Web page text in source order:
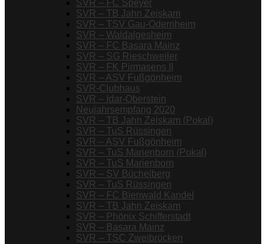
SVR – FC Speyer
SVR – TB Jahn Zeiskam
SVR – TSV Gau-Odernheim
SVR – Waldalgesheim
SVR – FC Basara Mainz
SVR – SG Rieschweiler
SVR – FK Pirmasens II
SVR – ASV Fußgönheim
SVR-Clubhaus
SVR – Idar-Oberstein
Neujahrsempfang 2020
SVR – TB Jahn Zeiskam (Pokal)
SVR – TuS Rüssingen
SVR – ASV Fußgönheim
SVR – TuS Marienborn (Pokal)
SVR – TuS Marienborn
SVR – SV Büchelberg
SVR – TuS Rüssingen
SVR – FC Bienwald Kandel
SVR – TB Jahn Zeiskam
SVR – Phönix Schifferstadt
SVR – Basara Mainz
SVR – TSC Zweibrücken